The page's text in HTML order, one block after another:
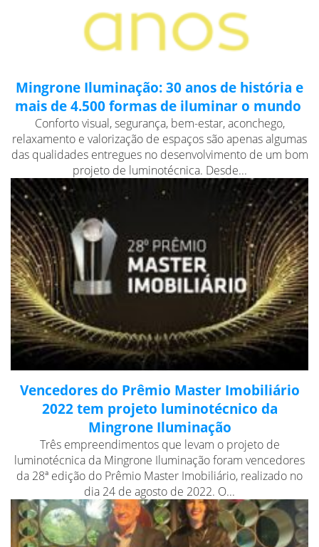
Mingrone Iluminação: 30 anos de história e
mais de 4.500 formas de iluminar o mundo
Conforto visual, segurança, bem-estar, aconchego,
relaxamento e valorização de espaços são apenas algumas
das qualidades entregues no desenvolvimento de um bom
projeto de luminotécnica. Desde...
Vencedores do Prêmio Master Imobiliário
2022 tem projeto luminotécnico da
Mingrone Iluminação
Três empreendimentos que levam o projeto de
luminotécnica da Mingrone Iluminação foram vencedores
da 28ª edição do Prêmio Master Imobiliário, realizado no
dia 24 de agosto de 2022. O...